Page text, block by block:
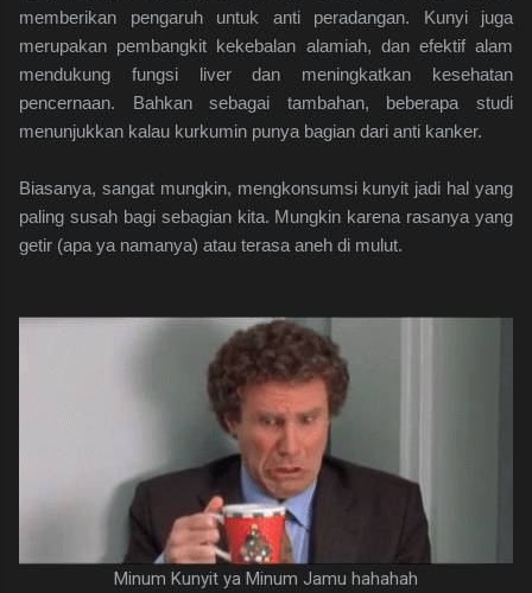
memberikan pengaruh untuk anti peradangan. Kunyi juga
merupakan pembangkit kekebalan alamiah, dan efektif alam
mendukung fungsi liver dan meningkatkan kesehatan
pencernaan. Bahkan sebagai tambahan, beberapa studi
menunjukkan kalau kurkumin punya bagian dari anti kanker.
Biasanya, sangat mungkin, mengkonsumsi kunyit jadi hal yang
paling susah bagi sebagian kita. Mungkin karena rasanya yang
getir (apa ya namanya) atau terasa aneh di mulut.
Minum Kunyit ya Minum Jamu hahahah